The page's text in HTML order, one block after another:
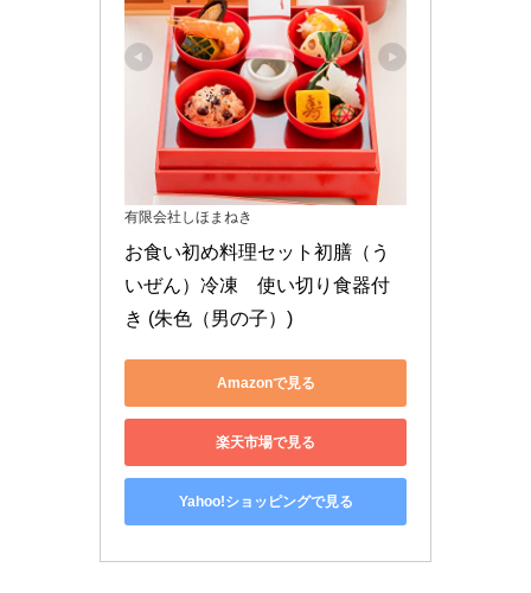
有限会社しほまねき
お食い初め料理セット初膳（う
いぜん）冷凍　使い切り食器付
き (朱色（男の子）)
Amazonで見る
楽天市場で見る
Yahoo!ショッピングで見る